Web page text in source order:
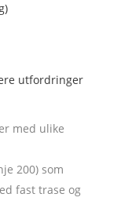
utfordringer
med ulike
200) som
fast trase og